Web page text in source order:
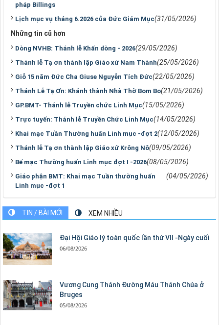
pháp Billings
Lịch mục vụ tháng 6.2026 của Đức Giám Mục(31/05/2026)
Những tin cũ hơn
Dòng NVHB: Thánh lễ Khấn dòng - 2026(29/05/2026)
Thánh lễ Tạ ơn thành lập Giáo xứ Nam Thành(25/05/2026)
Giỗ 15 năm Đức Cha Giuse Nguyễn Tích Đức(22/05/2026)
Thánh Lễ Tạ Ơn: Khánh thành Nhà Thờ Bom Bo(21/05/2026)
GP.BMT- Thánh lễ Truyền chức Linh Mục(15/05/2026)
Trực tuyến: Thánh lễ Truyền Chức Linh Mục(14/05/2026)
Khai mạc Tuần Thường huấn Linh mục -đợt 2(12/05/2026)
Thánh lễ Tạ ơn thành lập Giáo xứ Krông Nô(09/05/2026)
Bế mạc Thường huấn Linh mục đợt I -2026(08/05/2026)
Giáo phận BMT: Khai mạc Tuần thường huấn
Linh mục -đợt 1
(04/05/2026)
TIN / BÀI MỚI XEM NHIỀU
Đại Hội Giáo lý toàn quốc lần thứ VII -Ngày cuối
06/08/2026
Vương Cung Thánh Ðường Máu Thánh Chúa ở
Bruges
05/08/2026